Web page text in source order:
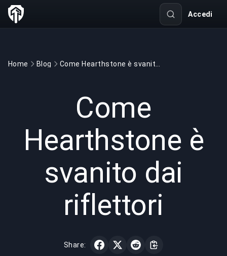
Accedi
Home Blog
Come
Hearthstone è
svanito dai
riflettori
Share: